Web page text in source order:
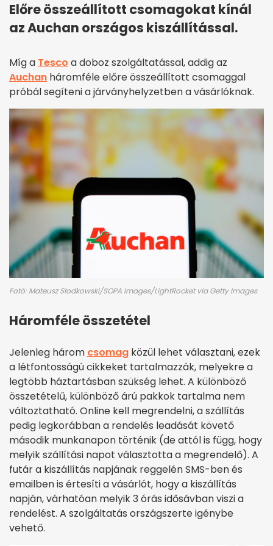
Előre összeállított csomagokat kínál
az Auchan országos kiszállítással.
Míg a Tesco a doboz szolgáltatással, addig az
Auchan háromféle előre összeállított csomaggal
próbál segíteni a járványhelyzetben a vásárlóknak.
Fotó: Mateusz Slodkowski/SOPA Images/LightRocket via Getty Images
Háromféle összetétel
Jelenleg három csomag közül lehet választani, ezek
a létfontosságú cikkeket tartalmazzák, melyekre a
legtöbb háztartásban szükség lehet. A különböző
összetételű, különböző árú pakkok tartalma nem
változtatható. Online kell megrendelni, a szállítás
pedig legkorábban a rendelés leadását követő
második munkanapon történik (de attól is függ, hogy
melyik szállítási napot választotta a megrendelő). A
futár a kiszállítás napjának reggelén SMS-ben és
emailben is értesíti a vásárlót, hogy a kiszállítás
napján, várhatóan melyik 3 órás idősávban viszi a
rendelést. A szolgáltatás országszerte igénybe
vehető.